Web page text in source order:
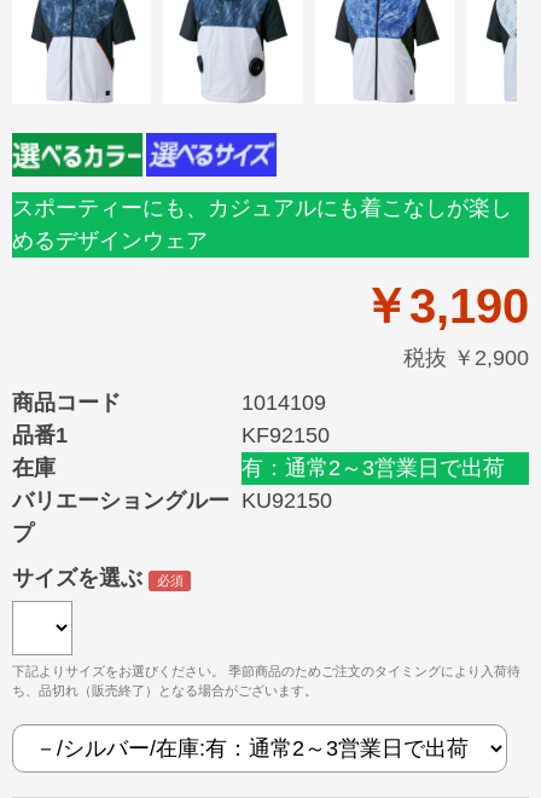
スポーティーにも、カジュアルにも着こなしが楽し
めるデザインウェア
￥3,190
税抜 ￥2,900
商品コード
1014109
品番1
KF92150
在庫
有：通常2～3営業日で出荷
バリエーショングルー
プ
KU92150
サイズを選ぶ
下記よりサイズをお選びください。 季節商品のためご注文のタイミングにより入荷待
ち、品切れ（販売終了）となる場合がございます。